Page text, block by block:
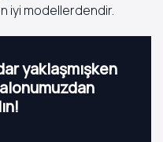
iyi modellerdendir.
yaklaşmışken